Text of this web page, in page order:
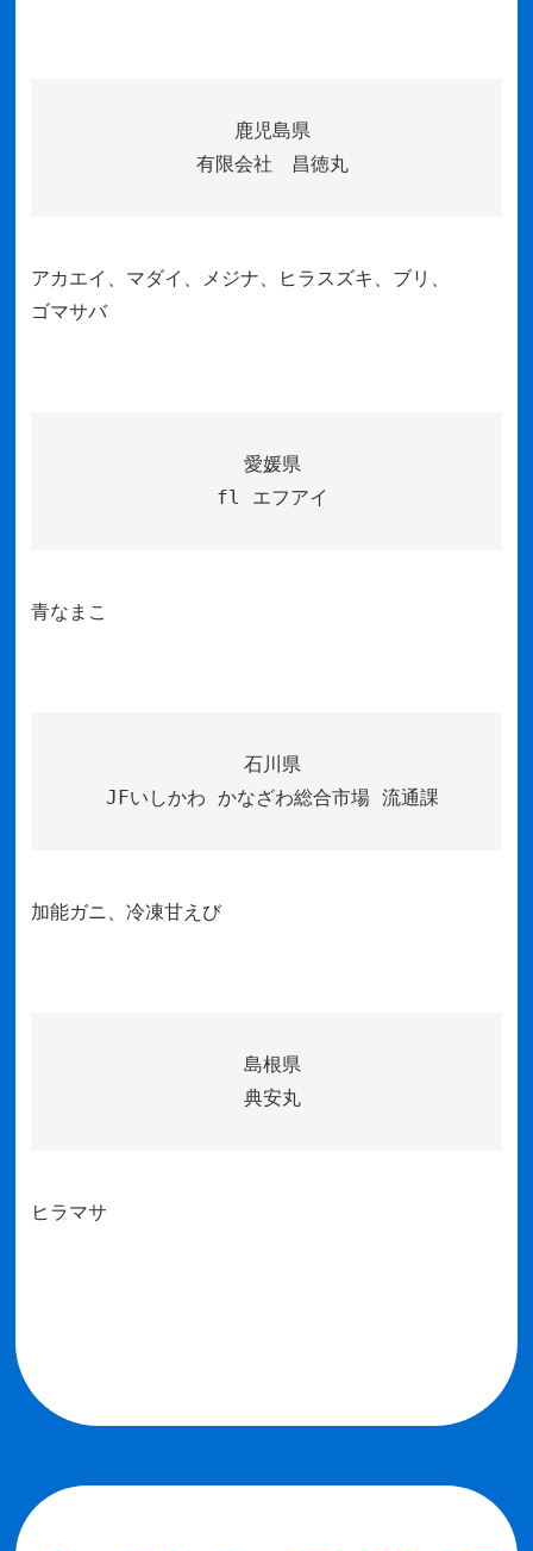
鹿児島県
有限会社 昌徳丸
アカエイ、マダイ、メジナ、ヒラスズキ、ブリ、
ゴマサバ
愛媛県
fl エフアイ
青なまこ
石川県
JFいしかわ かなざわ総合市場 流通課
加能ガニ、冷凍甘えび
島根県
典安丸
ヒラマサ